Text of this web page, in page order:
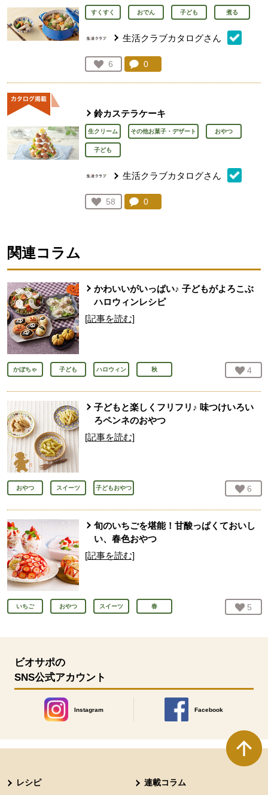
すくすく おでん 子ども 煮る
生活クラブカタログさん
お気に入り登録：
6
人が登録
コメント：
0
鈴カステラケーキ
生クリーム その他お菓子・デザート おやつ
子ども
生活クラブカタログさん
お気に入り登録：
58
人が登録
コメント：
0
関連コラム
かわいいがいっぱい♪ 子どもがよろこぶ
ハロウィンレシピ
[記事を読む]
かぼちゃ 子ども ハロウィン 秋 お気
4
子どもと楽しくフリフリ♪ 味つけいろい
ろペンネのおやつ
[記事を読む]
おやつ スイーツ 子どもおやつ お気
6
旬のいちごを堪能！甘酸っぱくておいし
い、春色おやつ
[記事を読む]
いちご おやつ スイーツ 春 お気
5
ビオサポの
SNS公式アカウント
Instagram
別のウィンドウで開きます。
Facebook
別のウィンドウで開きます
レシピ 連載コラム